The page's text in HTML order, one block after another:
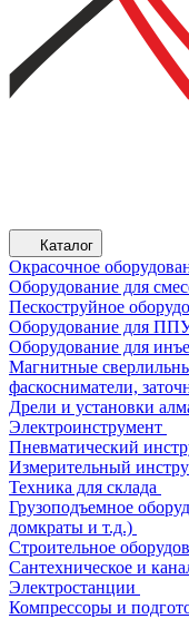
Каталог
Окрасочное
Оборудование для
Пескоструйное
Оборудование для
Оборудование для
Магнитные
фаскосниматели,
Дрели и установки
Электроинструмент
Пневматический
Измерительный
Техника для склада
Грузоподъемное
домкраты и т.д.)
Строительное
Сантехническое и
Электростанции
Компрессоры и